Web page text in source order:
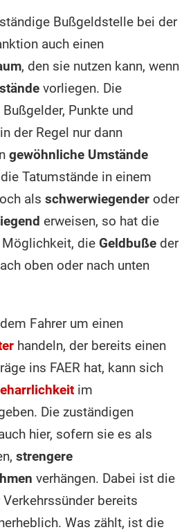
Bußgeldstelle bei der
auch einen
, den sie nutzen kann, wenn
vorliegen. Die
Punkte und
der Regel nur dann
gewöhnliche Umstände
Tatumstände in einem
als schwerwiegender oder
erweisen, so hat die
die Geldbuße der
oben oder nach unten
Fahrer um einen
handeln, der bereits einen
ins FAER hat, kann sich
im
Die zuständigen
hier, sofern sie es als
strengere
verhängen. Dabei ist die
bereits
Was zählt, ist die